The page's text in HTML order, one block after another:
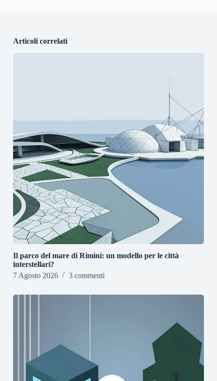
Articoli correlati
Il parco del mare di Rimini: un modello per le città
interstellari?
7 Agosto 2026
3 commenti